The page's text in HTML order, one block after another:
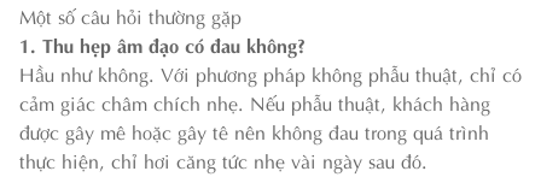
Một số câu hỏi thường gặp
1. Thu hẹp âm đạo có đau không?
Hầu như không. Với phương pháp không phẫu thuật, chỉ có
cảm giác châm chích nhẹ. Nếu phẫu thuật, khách hàng
được gây mê hoặc gây tê nên không đau trong quá trình
thực hiện, chỉ hơi căng tức nhẹ vài ngày sau đó.